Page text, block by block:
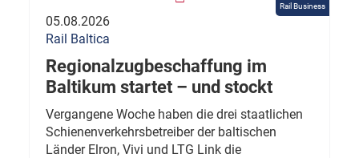
Rail Business
05.08.2026
Rail Baltica
Regionalzugbeschaffung im
Baltikum startet – und stockt
Vergangene Woche haben die drei staatlichen
Schienenverkehrsbetreiber der baltischen
Länder Elron, Vivi und LTG Link die